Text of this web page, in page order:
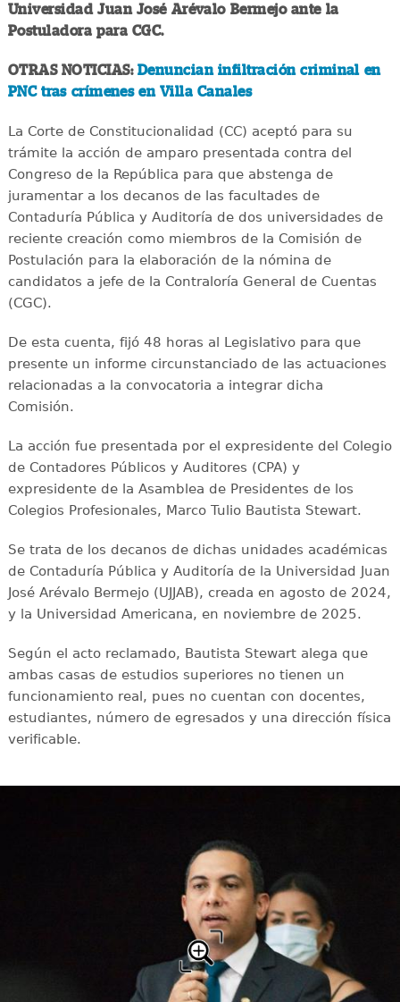
Universidad Juan José Arévalo Bermejo ante la
Postuladora para CGC.
OTRAS NOTICIAS: Denuncian infiltración criminal en
PNC tras crímenes en Villa Canales
La Corte de Constitucionalidad (CC) aceptó para su
trámite la acción de amparo presentada contra del
Congreso de la República para que abstenga de
juramentar a los decanos de las facultades de
Contaduría Pública y Auditoría de dos universidades de
reciente creación como miembros de la Comisión de
Postulación para la elaboración de la nómina de
candidatos a jefe de la Contraloría General de Cuentas
(CGC).
De esta cuenta, fijó 48 horas al Legislativo para que
presente un informe circunstanciado de las actuaciones
relacionadas a la convocatoria a integrar dicha
Comisión.
La acción fue presentada por el expresidente del Colegio
de Contadores Públicos y Auditores (CPA) y
expresidente de la Asamblea de Presidentes de los
Colegios Profesionales, Marco Tulio Bautista Stewart.
Se trata de los decanos de dichas unidades académicas
de Contaduría Pública y Auditoría de la Universidad Juan
José Arévalo Bermejo (UJJAB), creada en agosto de 2024,
y la Universidad Americana, en noviembre de 2025.
Según el acto reclamado, Bautista Stewart alega que
ambas casas de estudios superiores no tienen un
funcionamiento real, pues no cuentan con docentes,
estudiantes, número de egresados y una dirección física
verificable.